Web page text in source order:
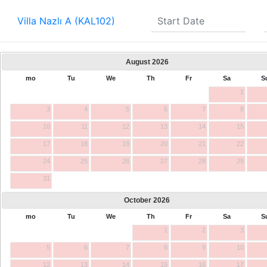
Villa Nazlı A (KAL102)
August 2026
mo Tu We Th Fr Sa
1
3 4 5 6 7 8
10 11 12 13 14 15
17 18 19 20 21 22
24 25 26 27 28 29
31
October 2026
mo Tu We Th Fr Sa
1
2 3
5 6 7 8 9 10
12 13 14 15 16 17